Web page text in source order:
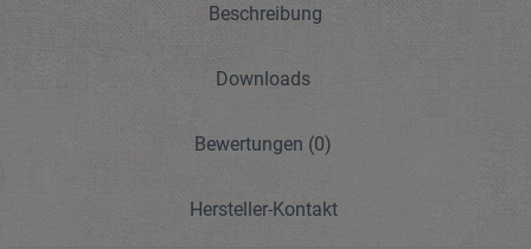
Beschreibung
Downloads
Bewertungen (0)
Hersteller-Kontakt